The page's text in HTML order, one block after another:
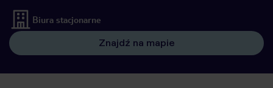
Biura stacjonarne
Znajdź na mapie